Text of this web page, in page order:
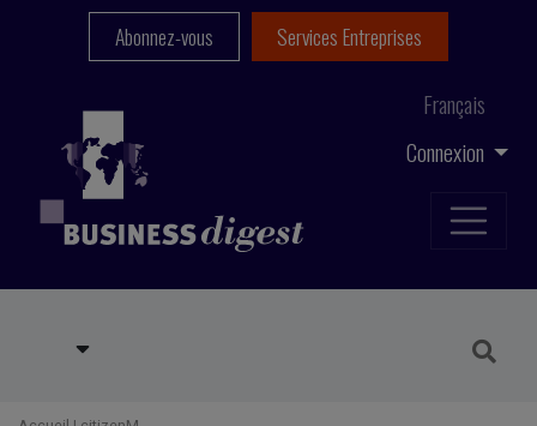
Connexion
Français
Abonnez-vous Services Entreprises